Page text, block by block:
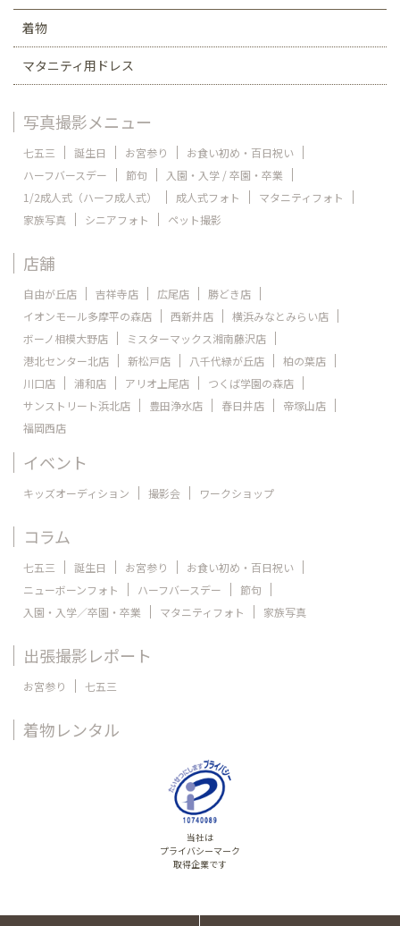
着物
マタニティ用ドレス
写真撮影メニュー
七五三 誕生日 お宮参り
お食い初め・百日祝い
ハーフバースデー
節句
入園・入学 / 卒園・卒業
1/2成人式（ハーフ成人式）
成人式フォト
マタニティフォト
家族写真
シニアフォト ペット撮影
店舗
自由が丘店 吉祥寺店 広尾店
勝どき店
イオンモール多摩平の森店
西新井店
横浜みなとみらい店
ボーノ相模大野店
ミスターマックス湘南藤沢店
港北センター北店
新松戸店 八千代緑が丘店
柏の葉店
川口店
浦和店 アリオ上尾店
つくば学園の森店
サンストリート浜北店
豊田浄水店 春日井店
帝塚山店
福岡西店
イベント
キッズオーディション 撮影会 ワークショップ
コラム
七五三 誕生日 お宮参り
お食い初め・百日祝い
ニューボーンフォト
ハーフバースデー
節句
入園・入学／卒園・卒業
マタニティフォト 家族写真
出張撮影レポート
お宮参り 七五三
着物レンタル
当社は
プライバシーマーク
取得企業です